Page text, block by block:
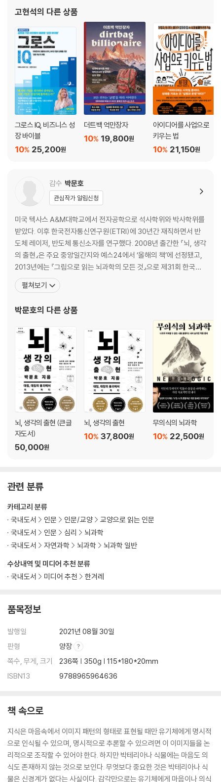
의식의 상실
의식 생성에서 대뇌피질과 뇌간의 역할
느낌이 있는 기계, 의식이 있는 기계
고현석의 다른 상품
그로스 IQ, 비즈니스 성
장 바이블
25,200원
10%
더트백 억만장자
19,800원
10%
아이디어를 사업으로
키우는 법
21,150원
10%
감수 박문호
관심작가 알림신청
미국 텍사스 A&M대학교에서 전자공학으로 석사학위와 박사학위를
받았다. 이후 한국전자통신연구원(ETRI)에 30년간 재직하면서 반
도체 레이저, 반도체 통신소자를 연구했다. 2008년 출간한 『뇌, 생각
의 출현』은 주요 중앙일간지와 예스24에서 ‘올해의 책’에 선정됐고,
2013년에는 『그림으로 읽는 뇌과학의 모든 것』으로 제31회 한국과
학기술도서상 저술상을 받았다. 2017년에는 10년간의 뇌과학 강의
를 집대성해 『박문호 박사의 뇌과학 공부』를 출간하면서 뇌과학 3부
현상의 결정적 지식을 체계적 다이어그램으로 설
펼쳐보기
박문호의 다른 상품
뇌, 생각의 출현 (큰글
자도서)
50,000원
뇌, 생각의 출현
37,800원
10%
무의식의 뇌과학
22,500원
10%
관련 분류
수상내역 및 미디어 추천 분류
국내도서
미디어 추천 한겨레
카테고리 분류
국내도서
인문 인문/교양
교양으로 읽는 인문
국내도서
인문 심리
뇌과학
국내도서
자연과학 뇌과학 뇌과학 일반
품목정보
발행일
2021년 08월 30일
판형
양장
쪽수, 무게, 크기
236쪽 | 350g | 115*180*20mm
ISBN13
9788965964636
책 속으로
지식은 마음속에서 이미지 패턴의 형태로 표현될 때만 유기체에게 명시적
으로 인식될 수 있으며, 명시적으로 추론할 수 있으려면 이 이미지들을 논
리적으로 조작할 수 있어야 한다. 하지만 박테리아나 식물에는 마음도 의
식도 존재하지 않는 것으로 보인다. 무엇보다 중요한 것은 박테리아나 식
물은 신경계가 없다는 사실이다. 감각만으로는 유기체에게 마음이나 의식